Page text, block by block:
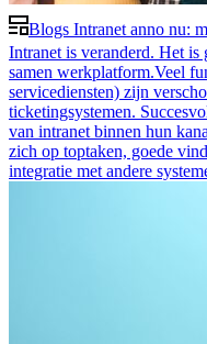
Blogs Intranet anno nu:
Intranet is veranderd. Het is
samen werkplatform.Veel
servicediensten) zijn
ticketingsystemen.
van intranet binnen hun
zich op toptaken, goede
integratie met andere